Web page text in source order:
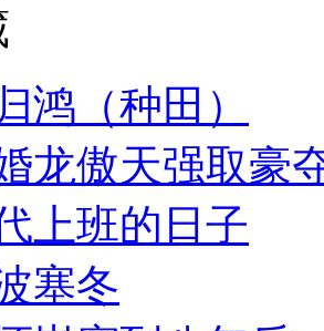
鸿（种田）
龙傲天强取豪
上班的日子
塞冬